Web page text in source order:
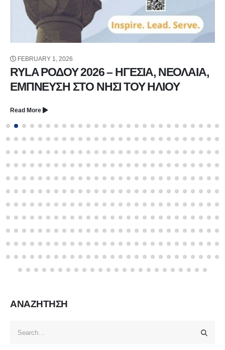
FEBRUARY 1, 2026
RYLA ΡΟΔΟΥ 2026 – ΗΓΕΣΙΑ, ΝΕΟΛΑΙΑ,
ΕΜΠΝΕΥΣΗ ΣΤΟ ΝΗΣΙ ΤΟΥ ΗΛΙΟΥ
Read More
ΑΝΑΖΗΤΗΣΗ